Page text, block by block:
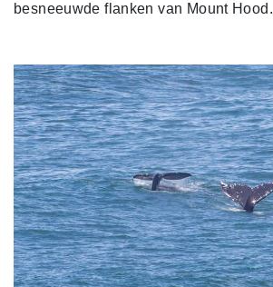
besneeuwde flanken van Mount Hood.